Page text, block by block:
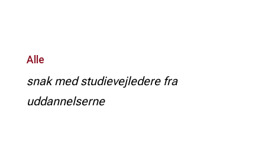
Alle
snak med studievejledere fra
uddannelserne